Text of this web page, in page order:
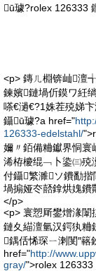
ū璩?rolex 126333
<p> 鏄ㄦ棩锛屾澶
鍊嬪鏈堝伒鏌ワ紝
嗏€濄€?1姝茬殑娣
鑷ū璩?a href="
126333-edelstahl/
嬭〃銆備粬钀界恫寰
浠栫櫦绲﹁卜鍌㈢殑
付鑷繁濉ソ鐨勫
堝搧娅冭嚭鎿烘媿鐨
</p>
<p> 寰愬厛鐢熷湪闈
鏈夊緢澶氫汉鍔犱粬
鍝佸悕琛ㄧ溂閺″
href="http://
gray/">rolex 126333